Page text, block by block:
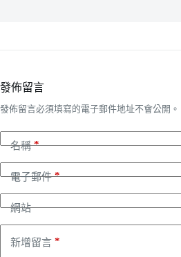
發佈留言
發佈留言必須填寫的電子郵件地址不會公開。
名稱*
電子郵件*
網站
新增留言 *